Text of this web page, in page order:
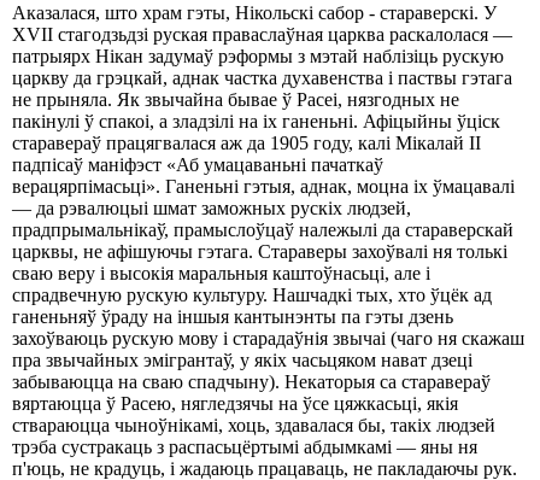
Аказалася, што храм гэты, Нікольскі сабор - стараверскі. У
XVII стагодзьдзі руская праваслаўная царква раскалолася —
патрыярх Нікан задумаў рэформы з мэтай наблізіць рускую
царкву да грэцкай, аднак частка духавенства і паствы гэтага
не прыняла. Як звычайна бывае ў Расеі, нязгодных не
пакінулі ў спакоі, а зладзілі на іх ганеньні. Афіцыйны ўціск
старавераў працягвалася аж да 1905 году, калі Мікалай II
падпісаў маніфэст «Аб умацаваньні пачаткаў
верацярпімасьці». Ганеньні гэтыя, аднак, моцна іх ўмацавалі
— да рэвалюцыі шмат заможных рускіх людзей,
прадпрымальнікаў, прамыслоўцаў належылі да стараверскай
царквы, не афішуючы гэтага. Стараверы захоўвалі ня толькі
сваю веру і высокія маральныя каштоўнасьці, але і
спрадвечную рускую культуру. Нашчадкі тых, хто ўцёк ад
ганеньняў ўраду на іншыя кантынэнты па гэты дзень
захоўваюць рускую мову і старадаўнія звычаі (чаго ня скажаш
пра звычайных эмігрантаў, у якіх часьцяком нават дзеці
забываюцца на сваю спадчыну). Некаторыя са старавераў
вяртаюцца ў Расею, нягледзячы на ​​ўсе цяжкасьці, якія
ствараюцца чыноўнікамі, хоць, здавалася бы, такіх людзей
трэба сустракаць з распасьцёртымі абдымкамі — яны ня
п'юць, не крадуць, і жадаюць працаваць, не пакладаючы рук.